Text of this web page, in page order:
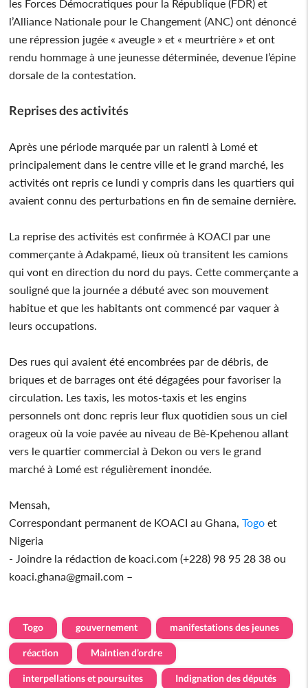
les Forces Démocratiques pour la République (FDR) et
l’Alliance Nationale pour le Changement (ANC) ont dénoncé
une répression jugée « aveugle » et « meurtrière » et ont
rendu hommage à une jeunesse déterminée, devenue l’épine
dorsale de la contestation.
Reprises des activités
Après une période marquée par un ralenti à Lomé et
principalement dans le centre ville et le grand marché, les
activités ont repris ce lundi y compris dans les quartiers qui
avaient connu des perturbations en fin de semaine dernière.
La reprise des activités est confirmée à KOACI par une
commerçante à Adakpamé, lieux où transitent les camions
qui vont en direction du nord du pays. Cette commerçante a
souligné que la journée a débuté avec son mouvement
habitue et que les habitants ont commencé par vaquer à
leurs occupations.
Des rues qui avaient été encombrées par de débris, de
briques et de barrages ont été dégagées pour favoriser la
circulation. Les taxis, les motos-taxis et les engins
personnels ont donc repris leur flux quotidien sous un ciel
orageux où la voie pavée au niveau de Bè-Kpehenou allant
vers le quartier commercial à Dekon ou vers le grand
marché à Lomé est régulièrement inondée.
Mensah,
Correspondant permanent de KOACI au Ghana,Togo et
Nigeria
- Joindre la rédaction de koaci.com (+228) 98 95 28 38 ou
koaci.ghana@gmail.com –
Togo gouvernement manifestations des jeunes
réaction Maintien d’ordre
interpellations et poursuites Indignation des députés